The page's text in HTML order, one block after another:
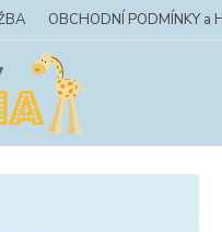
OBCHODNÍ PODMÍNKY a